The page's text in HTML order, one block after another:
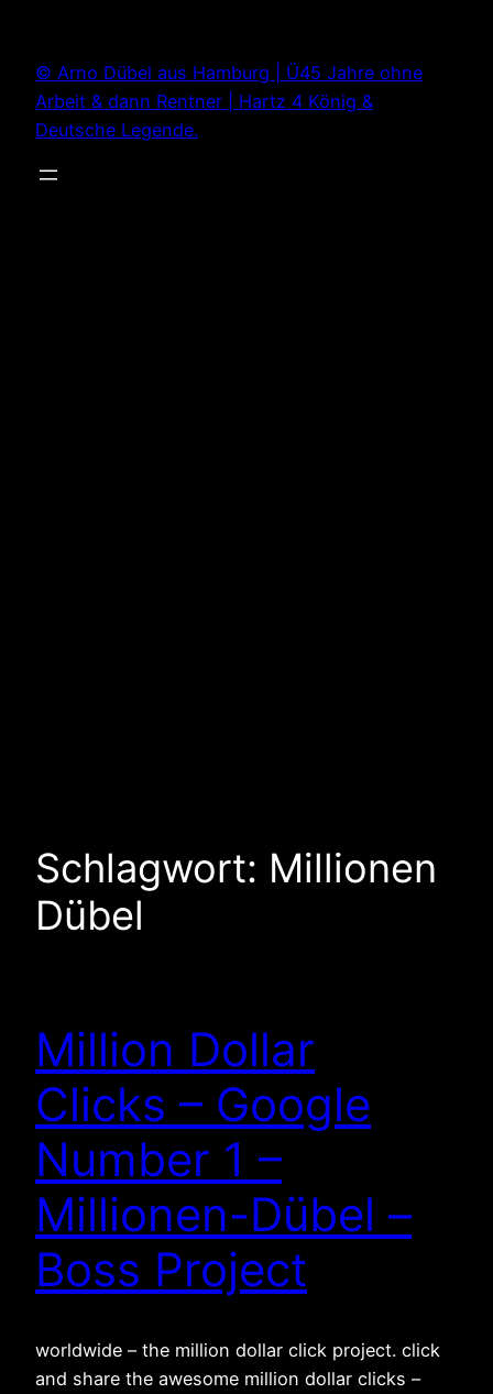
springen
© Arno Dübel aus Hamburg | Ü45 Jahre ohne
Arbeit & dann Rentner | Hartz 4 König &
Deutsche Legende.
Schlagwort: Millionen
Dübel
Million Dollar
Clicks – Google
Number 1 –
Millionen-Dübel –
Boss Project
worldwide – the million dollar click project. click
and share the awesome million dollar clicks –